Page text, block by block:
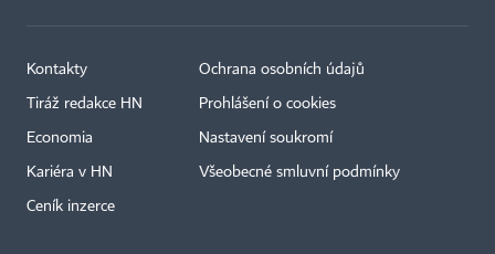
Kontakty
Tiráž redakce HN
Economia
Kariéra v HN
Ceník inzerce
Ochrana osobních údajů
Prohlášení o cookies
Nastavení soukromí
Všeobecné smluvní podmínky